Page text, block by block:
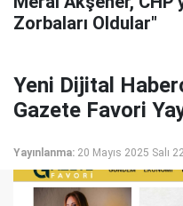
Zorbaları Oldular"
Yeni Dijital
Gazete Favori
Yayınlanma: 20 Mayıs 2025 Salı